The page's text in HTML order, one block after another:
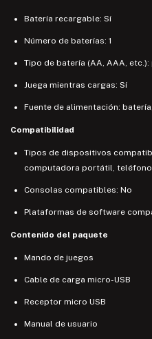
Batería recargable: Sí
Número de baterías: 1
Tipo de batería (AA, AAA,
Juega mientras cargas: Sí
Fuente de alimentación:
Compatibilidad
Tipos de dispositivos
computadora portátil,
Consolas compatibles: No
Plataformas de software
Contenido del paquete
Mando de juegos
Cable de carga micro-USB
Receptor micro USB
Manual de usuario